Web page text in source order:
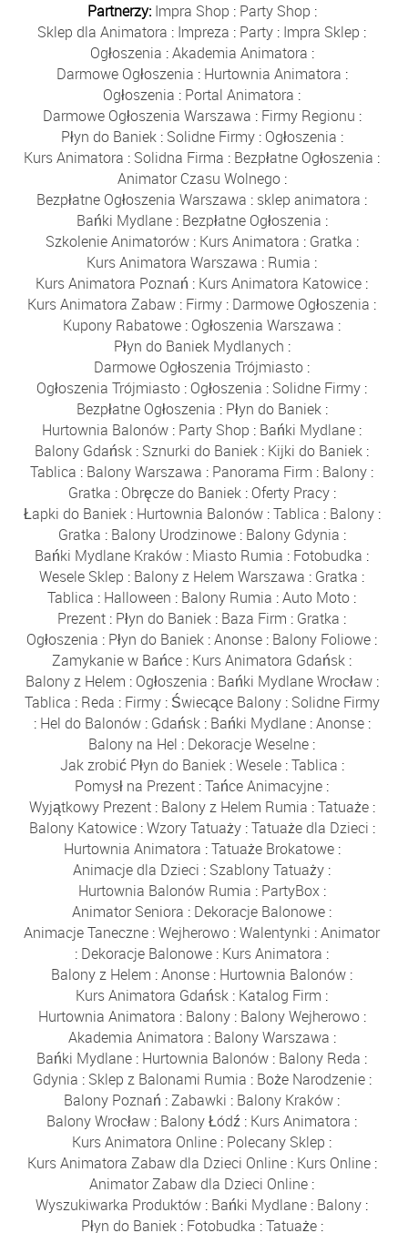
Partnerzy: Impra Shop : Party Shop :
Sklep dla Animatora : Impreza : Party : Impra Sklep :
Ogłoszenia :Akademia Animatora :
Darmowe Ogłoszenia : Hurtownia Animatora :
Ogłoszenia : Portal Animatora :
Darmowe Ogłoszenia Warszawa : Firmy Regionu :
Płyn do Baniek: Solidne Firmy: Ogłoszenia :
Kurs Animatora : Solidna Firma : Bezpłatne Ogłoszenia :
Animator Czasu Wolnego:
Bezpłatne Ogłoszenia Warszawa : sklep animatora :
Bańki Mydlane: Bezpłatne Ogłoszenia :
Szkolenie Animatorów: Kurs Animatora : Gratka :
Kurs Animatora Warszawa : Rumia :
Kurs Animatora Poznań : Kurs Animatora Katowice :
Kurs Animatora Zabaw : Firmy : Darmowe Ogłoszenia :
Kupony Rabatowe : Ogłoszenia Warszawa :
Płyn do Baniek Mydlanych :
Darmowe Ogłoszenia Trójmiasto :
Ogłoszenia Trójmiasto : Ogłoszenia : Solidne Firmy :
Bezpłatne Ogłoszenia : Płyn do Baniek:
Hurtownia Balonów : Party Shop : Bańki Mydlane :
Balony Gdańsk : Sznurki do Baniek : Kijki do Baniek :
Tablica : Balony Warszawa : Panorama Firm : Balony :
Gratka : Obręcze do Baniek: Oferty Pracy:
Łapki do Baniek: Hurtownia Balonów:Tablica : Balony:
Gratka : Balony Urodzinowe: Balony Gdynia :
Bańki Mydlane Kraków : Miasto Rumia : Fotobudka :
Wesele Sklep : Balony z Helem Warszawa : Gratka :
Tablica : Halloween : Balony Rumia :Auto Moto :
Prezent : Płyn do Baniek : Baza Firm : Gratka :
Ogłoszenia : Płyn do Baniek :Anonse : Balony Foliowe :
Zamykanie w Bańce : Kurs Animatora Gdańsk :
Balony z Helem : Ogłoszenia : Bańki Mydlane Wrocław:
Tablica : Reda : Firmy: Świecące Balony: Solidne Firmy
: Hel do Balonów: Gdańsk: Bańki Mydlane:Anonse:
Balony na Hel : Dekoracje Weselne :
Jak zrobić Płyn do Baniek:Wesele:Tablica :
Pomysł na Prezent :Tańce Animacyjne :
Wyjątkowy Prezent: Balony z Helem Rumia :Tatuaże:
Balony Katowice:Wzory Tatuaży:Tatuaże dla Dzieci :
Hurtownia Animatora :Tatuaże Brokatowe:
Animacje dla Dzieci : Szablony Tatuaży :
Hurtownia Balonów Rumia : PartyBox:
Animator Seniora : Dekoracje Balonowe :
Animacje Taneczne :Wejherowo :Walentynki :Animator
: Dekoracje Balonowe : Kurs Animatora :
Balony z Helem :Anonse : Hurtownia Balonów :
Kurs Animatora Gdańsk : Katalog Firm :
Hurtownia Animatora : Balony: Balony Wejherowo:
Akademia Animatora : Balony Warszawa :
Bańki Mydlane : Hurtownia Balonów : Balony Reda :
Gdynia : Sklep z Balonami Rumia : Boże Narodzenie:
Balony Poznań :Zabawki : Balony Kraków :
Balony Wrocław : Balony Łódź : Kurs Animatora :
Kurs Animatora Online : Polecany Sklep :
Kurs Animatora Zabaw dla Dzieci Online: Kurs Online:
Animator Zabaw dla Dzieci Online :
Wyszukiwarka Produktów : Bańki Mydlane : Balony :
Płyn do Baniek: Fotobudka :Tatuaże: